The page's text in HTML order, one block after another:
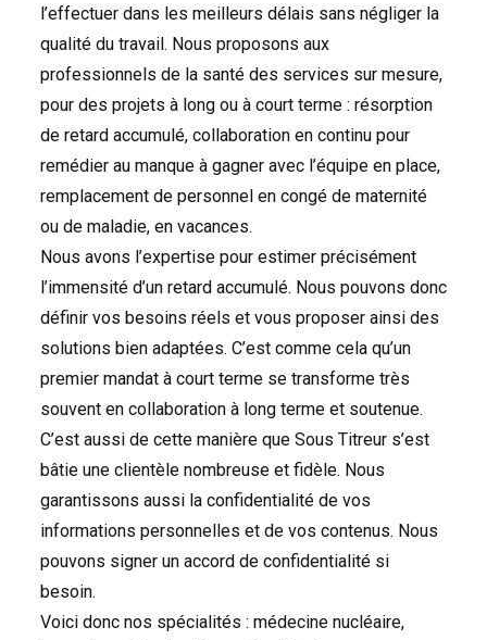
l’effectuer dans les meilleurs délais sans négliger la
qualité du travail. Nous proposons aux
professionnels de la santé des services sur mesure,
pour des projets à long ou à court terme : résorption
de retard accumulé, collaboration en continu pour
remédier au manque à gagner avec l’équipe en place,
remplacement de personnel en congé de maternité
ou de maladie, en vacances.
Nous avons l’expertise pour estimer précisément
l’immensité d’un retard accumulé. Nous pouvons donc
définir vos besoins réels et vous proposer ainsi des
solutions bien adaptées. C’est comme cela qu’un
premier mandat à court terme se transforme très
souvent en collaboration à long terme et soutenue.
C’est aussi de cette manière que Sous Titreur s’est
bâtie une clientèle nombreuse et fidèle. Nous
garantissons aussi la confidentialité de vos
informations personnelles et de vos contenus. Nous
pouvons signer un accord de confidentialité si
besoin.
Voici donc nos spécialités : médecine nucléaire,